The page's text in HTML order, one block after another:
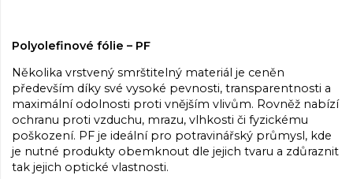
Polyolefinové fólie – PF
Několika vrstvený smrštitelný materiál je ceněn
především díky své vysoké pevnosti, transparentnosti a
maximální odolnosti proti vnějším vlivům. Rovněž nabízí
ochranu proti vzduchu, mrazu, vlhkosti či fyzickému
poškození. PF je ideální pro potravinářský průmysl, kde
je nutné produkty obemknout dle jejich tvaru a zdůraznit
tak jejich optické vlastnosti.